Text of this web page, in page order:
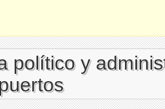
político y